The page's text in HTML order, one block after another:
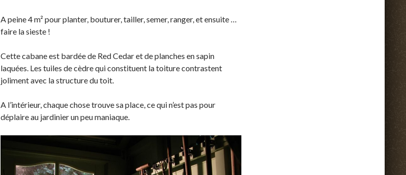
A peine 4 m² pour planter, bouturer, tailler, semer, ranger, et ensuite …
faire la sieste !
Cette cabane est bardée de Red Cedar et de planches en sapin
laquées. Les tuiles de cèdre qui constituent la toiture contrastent
joliment avec la structure du toit.
A l’intérieur, chaque chose trouve sa place, ce qui n’est pas pour
déplaire au jardinier un peu maniaque.